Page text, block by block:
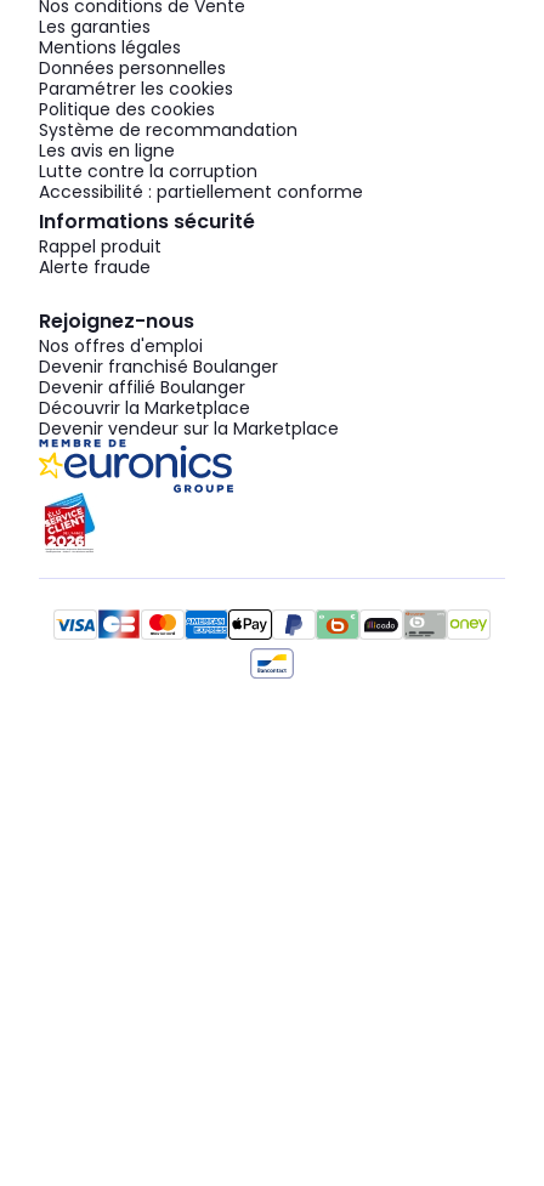
Nos conditions de Vente
Les garanties
Mentions légales
Données personnelles
Paramétrer les cookies
Politique des cookies
Système de recommandation
Les avis en ligne
Lutte contre la corruption
Accessibilité : partiellement conforme
Informations sécurité
Rappel produit
Alerte fraude
Rejoignez-nous
Nos offres d'emploi
Devenir franchisé Boulanger
Devenir affilié Boulanger
Découvrir la Marketplace
Devenir vendeur sur la Marketplace